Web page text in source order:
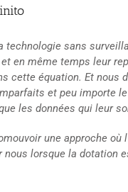
technologie sans
en même temps leur
cette équation. Et nous
et peu importe
les données qui leur
une approche
nous lorsque la dotation